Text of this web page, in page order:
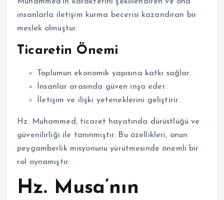
insanlarla iletişim kurma becerisi kazandıran bir
meslek olmuştur.
Ticaretin Önemi
Toplumun ekonomik yapısına katkı sağlar.
İnsanlar arasında güven inşa eder.
İletişim ve ilişki yeteneklerini geliştirir.
Hz. Muhammed, ticaret hayatında dürüstlüğü ve
güvenilirliği ile tanınmıştır. Bu özellikleri, onun
peygamberlik misyonunu yürütmesinde önemli bir
rol oynamıştır.
Hz. Musa’nın